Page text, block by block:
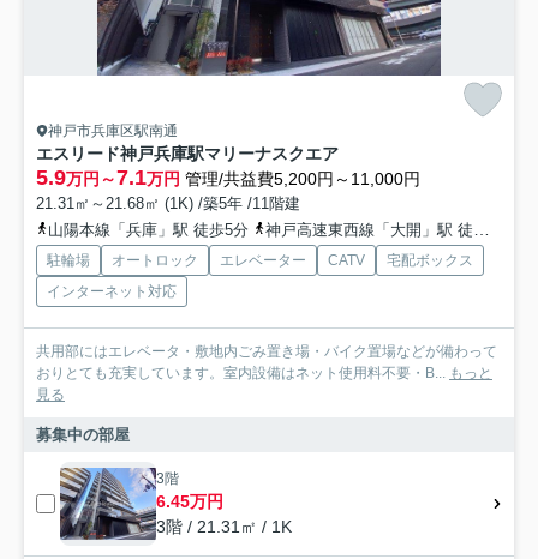
神戸市兵庫区駅南通
エスリード神戸兵庫駅マリーナスクエア
5.9万円～7.1万円 管理/共益費5,200円～11,000円
21.31㎡～21.68㎡ (1K) /築5年 /11階建
山陽本線「兵庫」駅 徒歩5分
神戸高速東西線「大開」駅 徒歩7分
駐輪場 オートロック エレベーター CATV
宅配ボックス
インターネット対応
共用部にはエレベータ・敷地内ごみ置き場・バイク置場などが備わって
おりとても充実しています。室内設備はネット使用料不要・B... もっと
見る
募集中の部屋
3階
6.45万円
3階 / 21.31㎡ / 1K